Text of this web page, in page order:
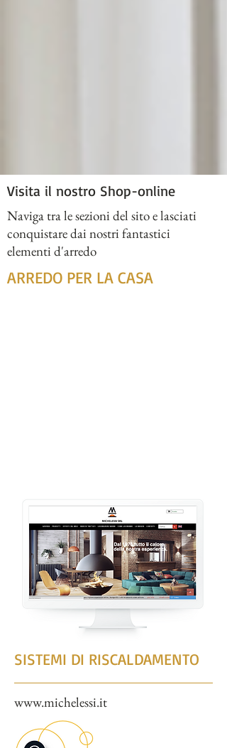
Visita il nostro Shop-online
Naviga tra le sezioni del sito e lasciati
conquistare dai nostri fantastici
elementi d'arredo
ARREDO PER LA CASA
SISTEMI DI RISCALDAMENTO
www.michelessi.it